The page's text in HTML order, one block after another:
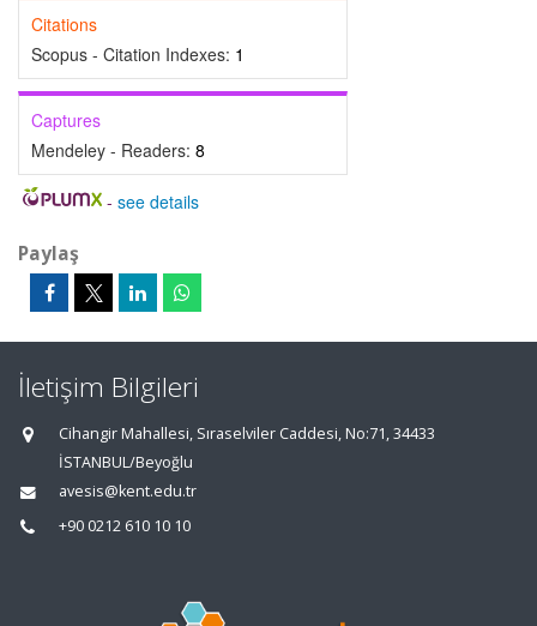
Citations
Scopus - Citation Indexes: 1
Captures
Mendeley - Readers: 8
- see details
Paylaş
İletişim Bilgileri
Cihangir Mahallesi, Sıraselviler Caddesi, No:71, 34433
İSTANBUL/Beyoğlu
avesis@kent.edu.tr
+90 0212 610 10 10